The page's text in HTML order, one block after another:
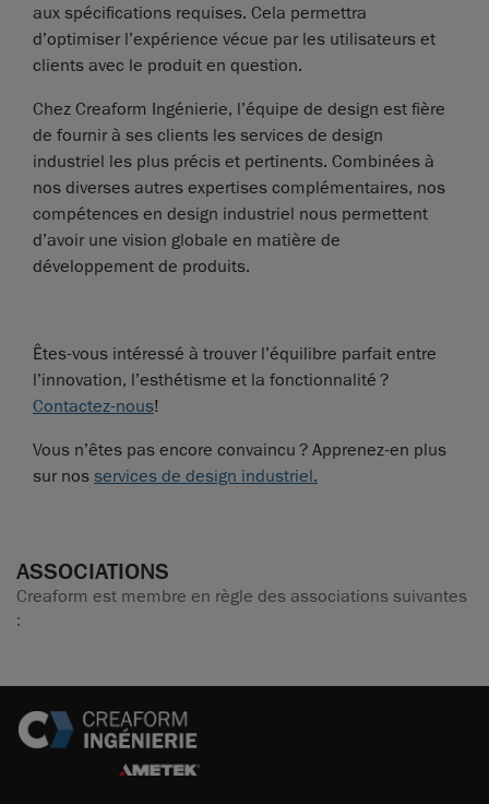
aux spécifications requises. Cela permettra
d’optimiser l’expérience vécue par les utilisateurs et
clients avec le produit en question.
Chez Creaform Ingénierie, l’équipe de design est fière
de fournir à ses clients les services de design
industriel les plus précis et pertinents. Combinées à
nos diverses autres expertises complémentaires, nos
compétences en design industriel nous permettent
d’avoir une vision globale en matière de
développement de produits.
Êtes-vous intéressé à trouver l’équilibre parfait entre
l’innovation, l’esthétisme et la fonctionnalité ?
Contactez-nous!
Vous n’êtes pas encore convaincu ? Apprenez-en plus
sur nos services de design industriel.
ASSOCIATIONS
Creaform est membre en règle des associations suivantes
: